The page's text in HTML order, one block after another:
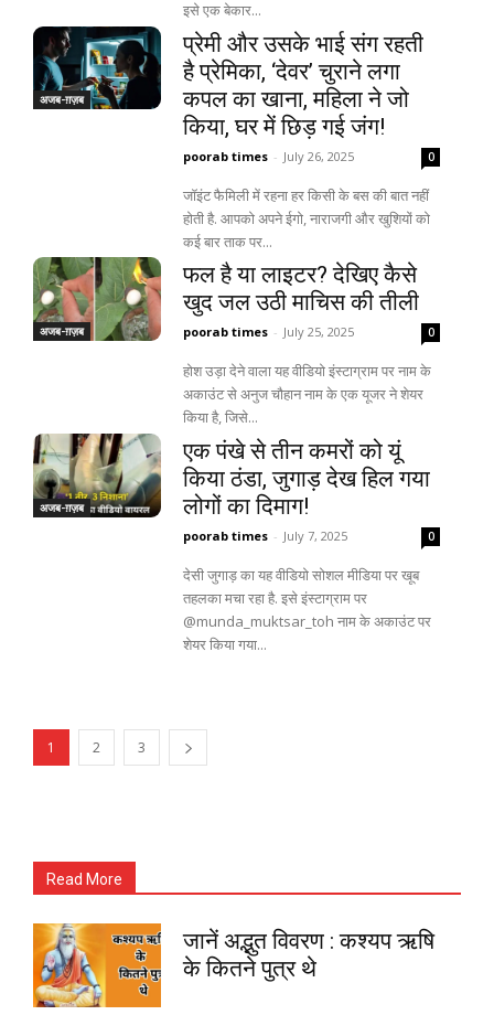
देश
दुनिया
फ़िल्मी दुनिया
खेल
जानकारी
Tech
Laptops
क़ायदे क़ानून जानकारी
व्यंग्य : गुस्ताखी माफ़
आज का कार्टून
शायरी
संस्मरण
मधुर वचन
अन्य
धर्म व अध्यात्म
महिला जगत
Facebook
इसे एक बेकार...
अजब-ग़ज़ब
प्रेमी और उसके भाई संग रहती
है प्रेमिका, ‘देवर’ चुराने लगा
कपल का खाना, महिला ने जो
किया, घर में छिड़ गई जंग!
poorab times - July 26, 2025 0
जॉइंट फैमिली में रहना हर किसी के बस की बात नहीं
होती है. आपको अपने ईगो, नाराजगी और खुशियों को
कई बार ताक पर...
अजब-ग़ज़ब
फल है या लाइटर? देखिए कैसे
खुद जल उठी माचिस की तीली
poorab times - July 25, 2025 0
होश उड़ा देने वाला यह वीडियो इंस्टाग्राम पर नाम के
अकाउंट से अनुज चौहान नाम के एक यूजर ने शेयर
किया है, जिसे...
अजब-ग़ज़ब
एक पंखे से तीन कमरों को यूं
किया ठंडा, जुगाड़ देख हिल गया
लोगों का दिमाग!
poorab times - July 7, 2025 0
देसी जुगाड़ का यह वीडियो सोशल मीडिया पर खूब
तहलका मचा रहा है. इसे इंस्टाग्राम पर
@munda_muktsar_toh नाम के अकाउंट पर
शेयर किया गया...
1 2 3
Read More
जानें अद्भुत विवरण : कश्यप ऋषि
के कितने पुत्र थे